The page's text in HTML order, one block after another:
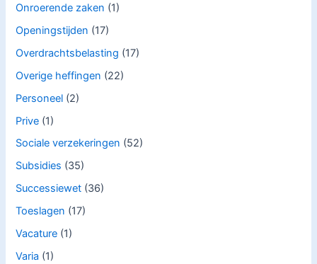
Onroerende zaken (1)
Openingstijden (17)
Overdrachtsbelasting (17)
Overige heffingen (22)
Personeel (2)
Prive (1)
Sociale verzekeringen (52)
Subsidies (35)
Successiewet (36)
Toeslagen (17)
Vacature (1)
Varia (1)